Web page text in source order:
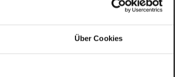
Über Cookies